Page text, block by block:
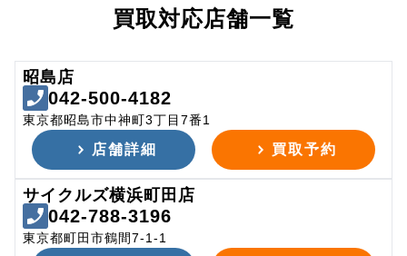
買取対応店舗一覧
昭島店
042-500-4182
東京都昭島市中神町3丁目7番1
店舗詳細 買取予約
サイクルズ横浜町田店
042-788-3196
東京都町田市鶴間7-1-1